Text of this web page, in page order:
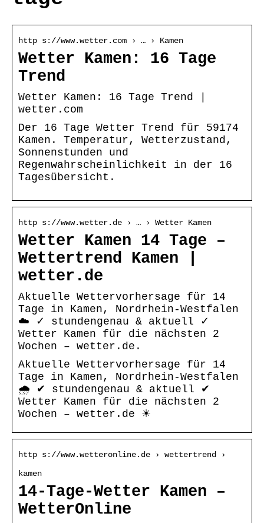
http s://www.wetter.com › … › Kamen
Wetter Kamen: 16 Tage
Trend
Wetter Kamen: 16 Tage Trend |
wetter.com
Der 16 Tage Wetter Trend für 59174
Kamen. Temperatur, Wetterzustand,
Sonnenstunden und
Regenwahrscheinlichkeit in der 16
Tagesübersicht.
http s://www.wetter.de › … › Wetter Kamen
Wetter Kamen 14 Tage –
Wettertrend Kamen |
wetter.de
Aktuelle Wettervorhersage für 14
Tage in Kamen, Nordrhein-Westfalen
☁️ ✓ stundengenau & aktuell ✓
Wetter Kamen für die nächsten 2
Wochen – wetter.de.
Aktuelle Wettervorhersage für 14
Tage in Kamen, Nordrhein-Westfalen
🌧️ ✔ stundengenau & aktuell ✔
Wetter Kamen für die nächsten 2
Wochen – wetter.de ☀
http s://www.wetteronline.de › wettertrend ›
kamen
14-Tage-Wetter Kamen –
WetterOnline